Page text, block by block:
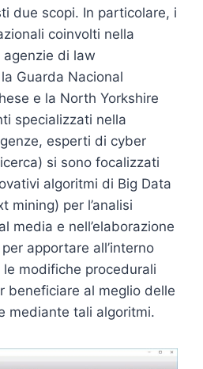
due scopi. In particolare, i
coinvolti nella
di law
Guarda Nacional
e la North Yorkshire
specializzati nella
esperti di cyber
si sono focalizzati
algoritmi di Big Data
mining) per l’analisi
media e nell’elaborazione
apportare all’interno
modifiche procedurali
beneficiare al meglio delle
mediante tali algoritmi.